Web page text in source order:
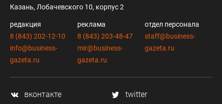
Казань, Лобачевского 10, корпус 2
редакция
8 (843) 202-12-10
info@business-
gazeta.ru
реклама
8 (843) 203-48-47
mir@business-
gazeta.ru
отдел персонала
staff@business-
gazeta.ru
вконтакте
twitter